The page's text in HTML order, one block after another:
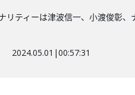
リティーは津波信一、小渡俊彰
2024.05.01 |00:57:31